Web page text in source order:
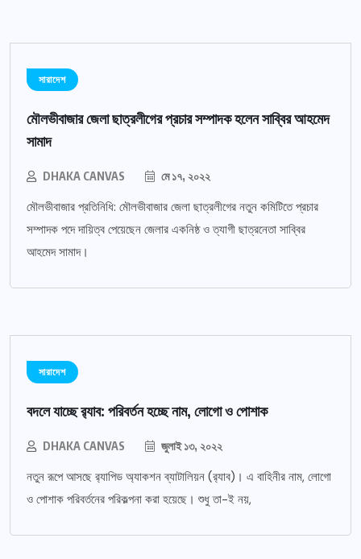
সারাদেশ
মৌলভীবাজার জেলা ছাত্রলীগের প্রচার সম্পাদক হলেন সাব্বির আহমেদ
সামাদ
DHAKA CANVAS মে ১৭, ২০২২
মৌলভীবাজার প্রতিনিধি: মৌলভীবাজার জেলা ছাত্রলীগের নতুন কমিটিতে প্রচার
সম্পাদক পদে দায়িত্ব পেয়েছেন জেলার একনিষ্ঠ ও ত্যাগী ছাত্রনেতা সাব্বির
আহমেদ সামাদ।
সারাদেশ
বদলে যাচ্ছে র‌্যাব: পরিবর্তন হচ্ছে নাম, লোগো ও পোশাক
DHAKA CANVAS জুলাই ১৩, ২০২২
নতুন রূপে আসছে র‌্যাপিড অ্যাকশন ব্যাটালিয়ন (র‌্যাব)। এ বাহিনীর নাম, লোগো
ও পোশাক পরিবর্তনের পরিকল্পনা করা হয়েছে। শুধু তা-ই নয়,